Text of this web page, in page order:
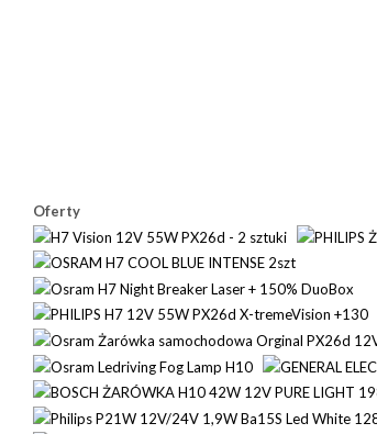
Oferty